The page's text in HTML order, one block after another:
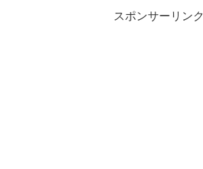
スポンサーリンク